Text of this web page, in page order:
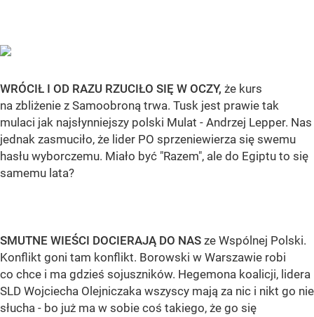
WRÓCIŁ I OD RAZU RZUCIŁO SIĘ W OCZY, że kurs
na zbliżenie z Samoobroną trwa. Tusk jest prawie tak
mulaci jak najsłynniejszy polski Mulat - Andrzej Lepper. Nas
jednak zasmuciło, że lider PO sprzeniewierza się swemu
hasłu wyborczemu. Miało być "Razem", ale do Egiptu to się
samemu lata?
SMUTNE WIEŚCI DOCIERAJĄ DO NAS ze Wspólnej Polski.
Konflikt goni tam konflikt. Borowski w Warszawie robi
co chce i ma gdzieś sojuszników. Hegemona koalicji, lidera
SLD Wojciecha Olejniczaka wszyscy mają za nic i nikt go nie
słucha - bo już ma w sobie coś takiego, że go się